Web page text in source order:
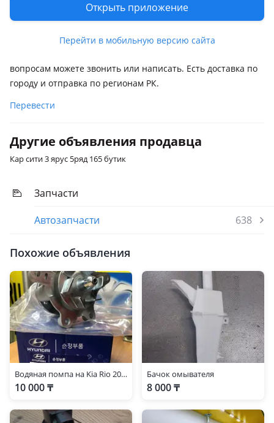
Открыть приложение
Перейти в мобильную версию сайта
Новая, есть в наличии Зеркало боковое KIA RIO, цены
начинаются ОТ 10 000 тг и выше в зависимости от модели
и года выпуска. Так же имеются и другие запчасти в
вопросам можете звонить или написать. Есть доставка по
городу и отправка по регионам РК.
Перевести
Другие объявления продавца
Кар сити 3 ярус 5ряд 165 бутик
Запчасти
Автозапчасти
638
Похожие объявления
Водяная помпа на Kia Rio 2010-2015
10 000 ₸
Бачок омывателя
8 000 ₸